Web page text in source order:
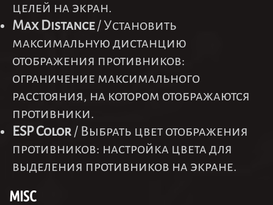
целей на экран.
Max Distance/ Установить
максимальную дистанцию
отображения противников:
ограничение максимального
расстояния, на котором отображаются
противники.
ESP Color / Выбрать цвет отображения
противников: настройка цвета для
выделения противников на экране.
MISC